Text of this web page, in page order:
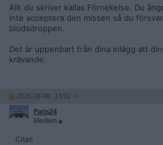
Allt du skriver kallas Förnekelse. Du
inte acceptera den missen så du
blodsdroppen.
Det är uppenbart från dina inlägg att
krävande.
2025-08-06, 13:02
Paris24
Medlem
Citat: